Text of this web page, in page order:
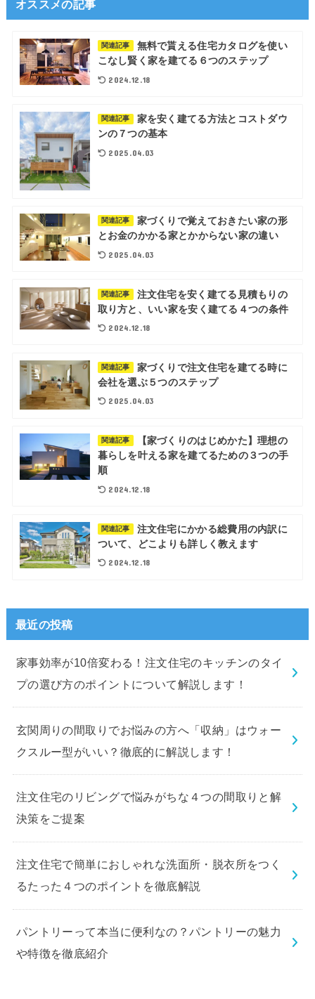
オススメの記事
関連記事
無料で貰える住宅カタログを使い
こなし賢く家を建てる６つのステップ
2024.12.18
関連記事
家を安く建てる方法とコストダウ
ンの７つの基本
2025.04.03
関連記事
家づくりで覚えておきたい家の形
とお金のかかる家とかからない家の違い
2025.04.03
関連記事
注文住宅を安く建てる見積もりの
取り方と、いい家を安く建てる４つの条件
2024.12.18
関連記事
家づくりで注文住宅を建てる時に
会社を選ぶ５つのステップ
2025.04.03
関連記事
【家づくりのはじめかた】理想の
暮らしを叶える家を建てるための３つの手
順
2024.12.18
関連記事
注文住宅にかかる総費用の内訳に
ついて、どこよりも詳しく教えます
2024.12.18
最近の投稿
家事効率が10倍変わる！注文住宅のキッチンのタイ
プの選び方のポイントについて解説します！
玄関周りの間取りでお悩みの方へ「収納」はウォー
クスルー型がいい？徹底的に解説します！
注文住宅のリビングで悩みがちな４つの間取りと解
決策をご提案
注文住宅で簡単におしゃれな洗面所・脱衣所をつく
るたった４つのポイントを徹底解説
パントリーって本当に便利なの？パントリーの魅力
や特徴を徹底紹介